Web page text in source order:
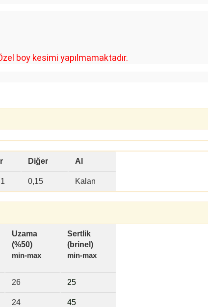
boy kesimi yapılmamaktadır.
Diğer Al
0,15 Kalan
Uzama
(%50)
min-max
Sertlik
(brinel)
min-max
26 25
24 45